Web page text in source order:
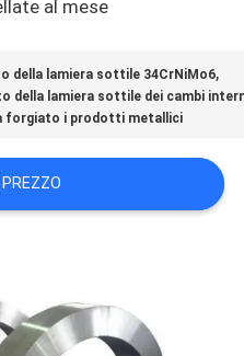
al mese
della lamiera sottile 34CrNiMo6,
della lamiera sottile dei cambi
forgiato i prodotti metallici